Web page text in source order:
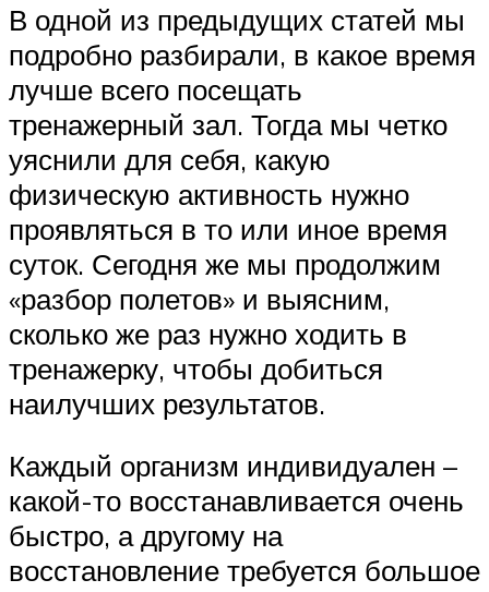
В одной из предыдущих статей мы
подробно разбирали, в какое время
лучше всего посещать
тренажерный зал. Тогда мы четко
уяснили для себя, какую
физическую активность нужно
проявляться в то или иное время
суток. Сегодня же мы продолжим
«разбор полетов» и выясним,
сколько же раз нужно ходить в
тренажерку, чтобы добиться
наилучших результатов.
Каждый организм индивидуален –
какой-то восстанавливается очень
быстро, а другому на
восстановление требуется большое